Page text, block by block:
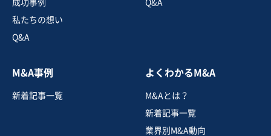
成功事例
私たちの想い
Q&A
Q&A
M&A事例
新着記事一覧
よくわかるM&A
M&Aとは？
新着記事一覧
業界別M&A動向